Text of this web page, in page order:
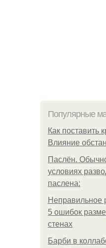
Популярные
Как поставить
Влияние
Паслён.
условиях
паслена:
Неправильное
5 ошибок
стенах
Барби в